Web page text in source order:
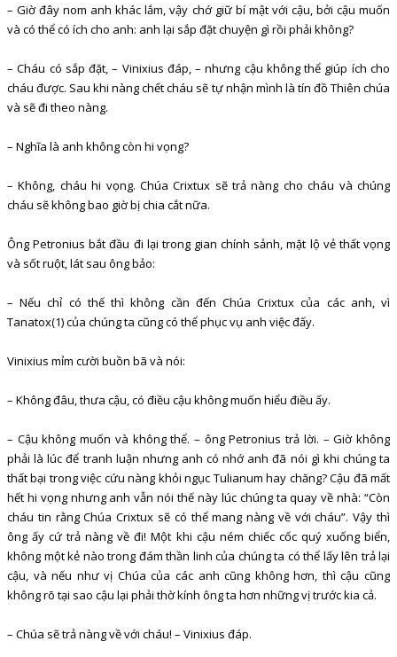
– Giờ đây nom anh khác lắm, vậy chớ giữ bí mật với cậu, bởi cậu muốn
và có thể có ích cho anh: anh lại sắp đặt chuyện gì rồi phải không?
– Cháu có sắp đặt, – Vinixius đáp, – nhưng cậu không thể giúp ích cho
cháu được. Sau khi nàng chết cháu sẽ tự nhận mình là tín đồ Thiên chúa
và sẽ đi theo nàng.
– Nghĩa là anh không còn hi vọng?
– Không, cháu hi vọng. Chúa Crixtux sẽ trả nàng cho cháu và chúng
cháu sẽ không bao giờ bị chia cắt nữa.
Ông Petronius bắt đầu đi lại trong gian chính sảnh, mặt lộ vẻ thất vọng
và sốt ruột, lát sau ông bảo:
– Nếu chỉ có thế thì không cần đến Chúa Crixtux của các anh, vì
Tanatox(1) của chúng ta cũng có thể phục vụ anh việc đấy.
Vinixius mỉm cười buồn bã và nói:
– Không đâu, thưa cậu, có điều cậu không muốn hiểu điều ấy.
– Cậu không muốn và không thể. – ông Petronius trả lời. – Giờ không
phải là lúc để tranh luận nhưng anh có nhớ anh đã nói gì khi chúng ta
thất bại trong việc cứu nàng khỏi ngục Tulianum hay chăng? Cậu đã mất
hết hi vọng nhưng anh vẫn nói thế này lúc chúng ta quay về nhà: “Còn
cháu tin rằng Chúa Crixtux sẽ có thể mang nàng về với cháu”. Vậy thì
ông ấy cứ trả nàng về đi! Một khi cậu ném chiếc cốc quý xuống biển,
không một kẻ nào trong đám thần linh của chúng ta có thể lấy lên trả lại
cậu, và nếu như vị Chúa của các anh cũng không hơn, thì cậu cũng
không rõ tại sao cậu lại phải thờ kính ông ta hơn những vị trước kia cả.
– Chúa sẽ trả nàng về với cháu! – Vinixius đáp.